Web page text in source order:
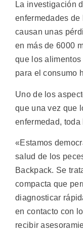
La investigación
enfermedades
causan unas
en más de 6000
que los
para el consumo
Uno de los
que una vez que
enfermedad,
«Estamos
salud de los
Backpack. Se
compacta que
diagnosticar
en contacto con
recibir